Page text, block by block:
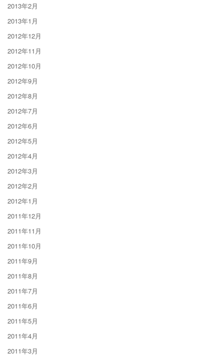
2013年2月
2013年1月
2012年12月
2012年11月
2012年10月
2012年9月
2012年8月
2012年7月
2012年6月
2012年5月
2012年4月
2012年3月
2012年2月
2012年1月
2011年12月
2011年11月
2011年10月
2011年9月
2011年8月
2011年7月
2011年6月
2011年5月
2011年4月
2011年3月